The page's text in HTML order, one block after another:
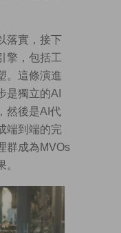
落實，接下
擎，包括工
。這條演進
是獨立的AI
然後是AI代
端到端的完
群成為MVOs